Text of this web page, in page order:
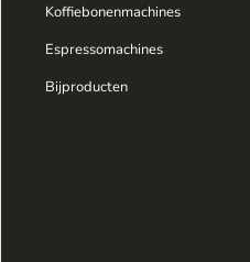
Koffiebonenmachines
Espressomachines
Bijproducten